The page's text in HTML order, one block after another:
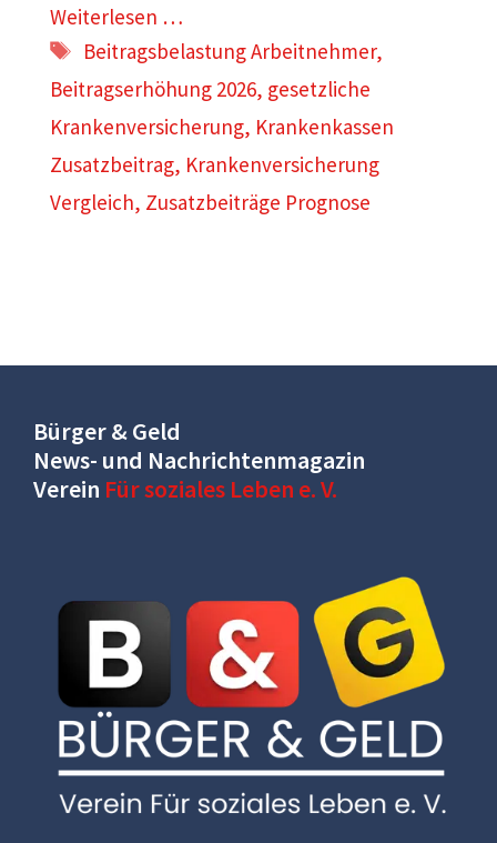
Weiterlesen …
Schlagwörter
Beitragsbelastung Arbeitnehmer,
Beitragserhöhung 2026, gesetzliche
Krankenversicherung, Krankenkassen
Zusatzbeitrag, Krankenversicherung
Vergleich, Zusatzbeiträge Prognose
Bürger & Geld
News- und Nachrichtenmagazin
Verein Für soziales Leben e. V.